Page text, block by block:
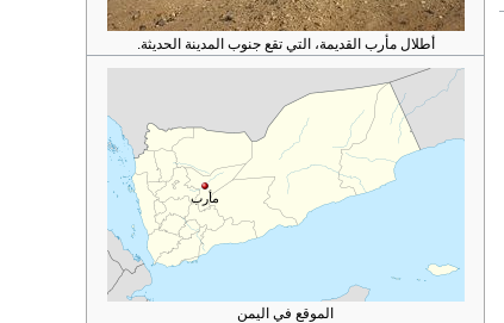
أطلال مأرب القديمة، التي تقع جنوب المدينة الحديثة.
مأرب
الموقع في اليمن